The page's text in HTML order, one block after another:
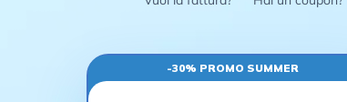
-30% PROMO SUMMER